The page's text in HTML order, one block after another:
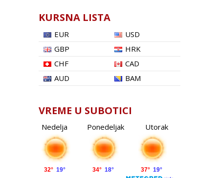
KURSNA LISTA
EUR
USD
GBP
HRK
CHF
CAD
AUD
BAM
VREME U SUBOTICI
Nedelja Ponedeljak Utorak